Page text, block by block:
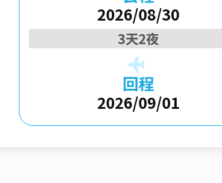
2026/08/30
3天2夜
回程
2026/09/01